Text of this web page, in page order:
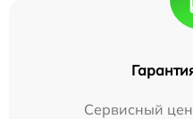
Сервисный